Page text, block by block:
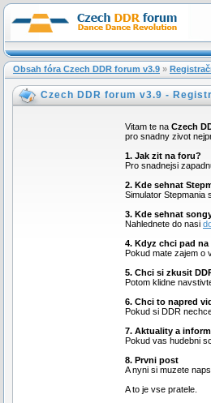
Obsah fóra Czech DDR forum v3.9 »
Czech DDR forum v3.9 -
Vitam te na Czech
pro snadny zivot
1. Jak zit na foru?
Pro snadnejsi
2. Kde sehnat
Simulator Stepmania
3. Kde sehnat
Nahlednete do nasi
4. Kdyz chci pad na
Pokud mate zajem o
5. Chci si zkusit
Potom klidne
6. Chci to napred
Pokud si DDR
7. Aktuality a
Pokud vas hudebni
8. Prvni post
A nyni si muzete
A to je vse pratele.